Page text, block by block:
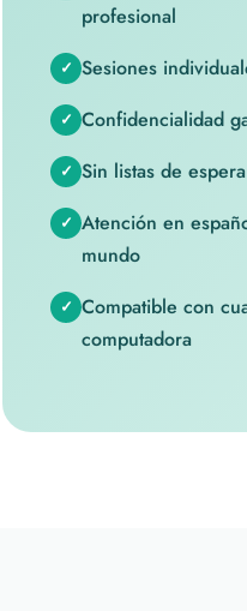
profesional
Sesiones
Confidencialidad
Sin listas de
Atención en
mundo
Compatible con
computadora